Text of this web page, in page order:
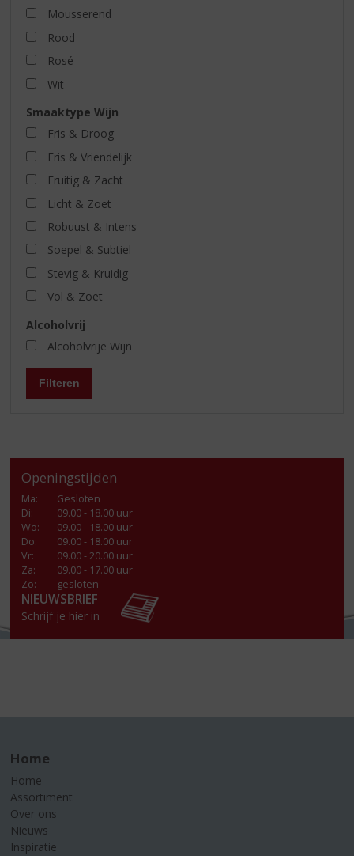
Mousserend
Rood
Rosé
Wit
Smaaktype Wijn
Fris & Droog
Fris & Vriendelijk
Fruitig & Zacht
Licht & Zoet
Robuust & Intens
Soepel & Subtiel
Stevig & Kruidig
Vol & Zoet
Alcoholvrij
Alcoholvrije Wijn
Filteren
Openingstijden
Ma:
Gesloten
Di:
09.00 - 18.00 uur
Wo:
09.00 - 18.00 uur
Do:
09.00 - 18.00 uur
Vr:
09.00 - 20.00 uur
Za:
09.00 - 17.00 uur
Zo:
gesloten
NIEUWSBRIEF
Schrijf je hier in
Home
Home
Assortiment
Over ons
Nieuws
Inspiratie